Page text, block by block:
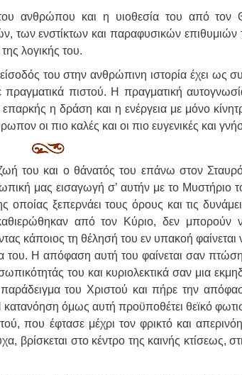
ανθρώπου και η υιοθεσία του από τον
ενστίκτων και παραφυσικών επιθυμιών
λογικής του.
του στην ανθρώπινη ιστορία έχει ως
πιστού. Η πραγματική
η δράση και η ενέργεια με μόνο
οι πιο καλές και οι πιο ευγενικές και
του και ο θάνατός του επάνω στον
μας εισαγωγή σ’ αυτήν με το Μυστήριο
ξεπερνάει τους όρους και τις
από τον Κύριο, δεν μπορούν
κάποιος τη θέλησή του εν υπακοή φαίνεται
του. Η απόφαση αυτή του φαίνεται σαν
του και κυριολεκτικά σαν μια
παράδειγμα του Χριστού και πήρε την
όμως αυτή προϋποθέτει θεϊκό
που έφτασε μέχρι τον φρικτό και
βρίσκεται στο κέντρο της καινής κτίσεως,